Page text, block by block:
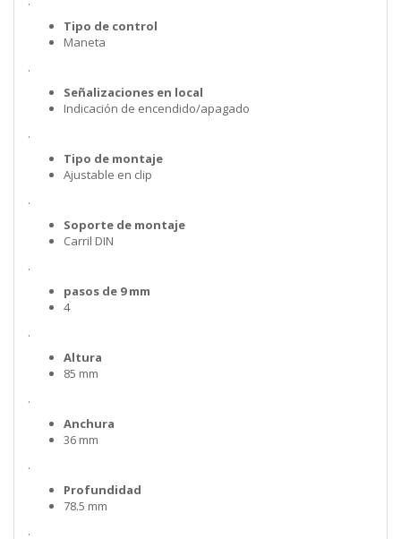
Tipo de control
Maneta
.
Señalizaciones en local
Indicación de encendido/apagado
.
Tipo de montaje
Ajustable en clip
.
Soporte de montaje
Carril DIN
.
pasos de 9 mm
4
.
Altura
85 mm
.
Anchura
36 mm
.
Profundidad
78.5 mm
.